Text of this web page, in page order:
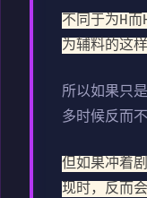
不同于为H
为辅料的这
所以如果只
多时候反而
但如果冲着
现时，反而